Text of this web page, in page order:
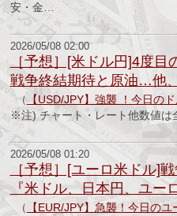
安・金…
2026/05/08 02:00
［予想］[米ドル円]4度目
戦争終結期待と原油…他
（【USD/JPY】強襲 ！今日の
※注) チャート・レート他数値
2026/05/08 01:20
［予想］[ユーロ米ドル]
『米ドル、日本円、ユ
（ 【EUR/JPY】急襲！今日の